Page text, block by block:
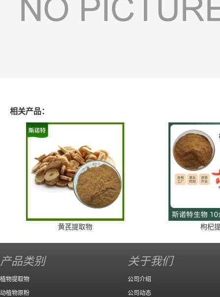
相关产品：
黄芪提取物 枸杞
产品类别
植物提取物
动植物原粉
关于我们
公司介绍
公司动态